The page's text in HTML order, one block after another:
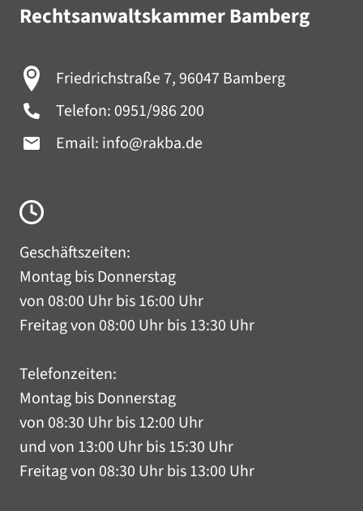
Rechtsanwaltskammer Bamberg
Friedrichstraße 7, 96047 Bamberg
Telefon: 0951/986 200
Email: info@rakba.de
Geschäftszeiten:
Montag bis Donnerstag
von 08:00 Uhr bis 16:00 Uhr
Freitag von 08:00 Uhr bis 13:30 Uhr
Telefonzeiten:
Montag bis Donnerstag
von 08:30 Uhr bis 12:00 Uhr
und von 13:00 Uhr bis 15:30 Uhr
Freitag von 08:30 Uhr bis 13:00 Uhr